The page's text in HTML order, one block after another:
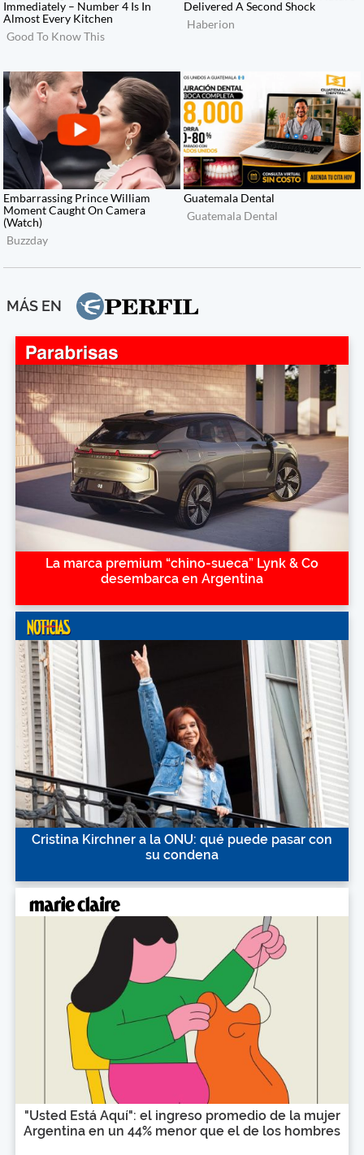
MÁS EN
La marca premium “chino-sueca” Lynk & Co
desembarca en Argentina
Cristina Kirchner a la ONU: qué puede pasar con
su condena
"Usted Está Aquí": el ingreso promedio de la mujer
Argentina en un 44% menor que el de los hombres